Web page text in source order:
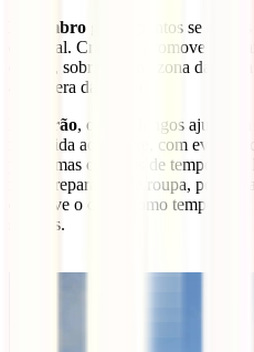
Dezembro ganha pontos se
de Natal. Cracóvia promove
cidade, sobretudo na zona da
atmosfera da viagem.
verão, os dias longos ajudam
mais vida ao ar livre, com
programas culturais de
mais preparação de roupa,
descreve o clima como
severos.